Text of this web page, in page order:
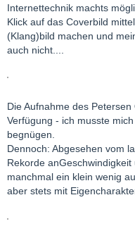
Internettechnik machts
Klick auf das Coverbild
(Klang)bild machen und
auch nicht....
Die Aufnahme des
Verfügung - ich musste
begnügen.
Dennoch: Abgesehen vom
Rekorde
manchmal ein klein wenig
aber stets mit